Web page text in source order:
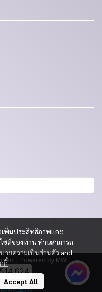
เพิ่มประสิทธิภาพและ
ซต์ของท่าน ท่านสามารถ
ายความเป็นส่วนตัวand
กี้
Accept All
| Powered by MWE